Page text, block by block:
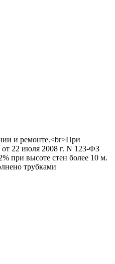
и ремонте.<br>При
от 22 июля 2008 г. N 123-ФЗ
при высоте стен более 10 м.
трубками